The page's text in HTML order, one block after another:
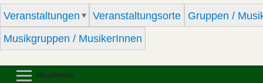
Veranstaltungen Veranstaltungsorte
Gruppen /
Musikgruppen / MusikerInnen
Hauptmenü